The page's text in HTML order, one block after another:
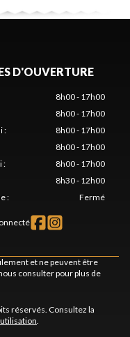
D'OUVERTURE
8h00 - 17h00
8h00 - 17h00
:
8h00 - 17h00
8h00 - 17h00
:
8h00 - 17h00
8h30 - 12h00
: Fermé
et ne peuvent être
consulter pour plus de
réservés. Consultez la